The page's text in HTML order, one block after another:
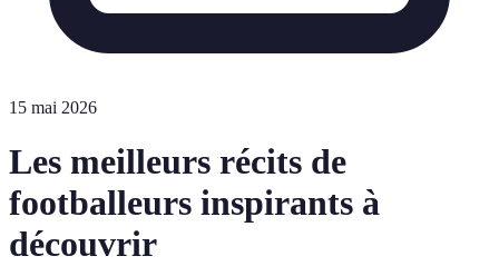
15 mai 2026
Les meilleurs récits de
footballeurs inspirants à
découvrir